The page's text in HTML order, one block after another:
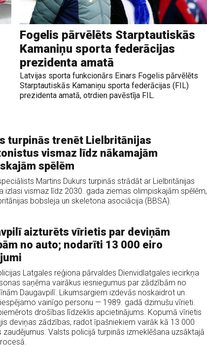
Fogelis pārvēlēts Starptautiskās
Kamaniņu sporta federācijas
prezidenta amatā
Latvijas sporta funkcionārs Einars Fogelis pārvēlēts
Starptautiskās Kamaniņu sporta federācijas (FIL)
prezidenta amatā, otrdien pavēstīja FIL.
turpinās trenēt Lielbritānijas
vismaz līdz nākamajām
spēlēm
Martins Dukurs turpinās strādāt ar Lielbritānijas
izlasi vismaz līdz 2030. gada ziemas olimpiskajām spēlēm,
bobsleja un skeletona asociācija (BBSA).
aizturēts vīrietis par deviņām
no auto; nodarīti 13 000 eiro
Latgales reģiona pārvaldes Dienvidlatgales iecirkņa
saņēma vairākus iesniegumus par zādzībām no
Daugavpilī. Likumsargiem izdevās noskaidrot un
vainīgo personu — 1989. gadā dzimušu vīrieti.
drošības līdzeklis apcietinājums. Kopumā vīrietis
deviņas zādzības, radot īpašniekiem vairāk kā 13 000
zaudējumus. Valsts policijā turpinās izmeklēšana uzsāktajā